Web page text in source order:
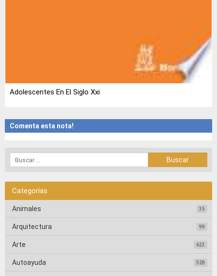
Adolescentes En El Siglo Xxi
Comenta esta nota!
Categorías
Animales 35
Arquitectura 99
Arte 623
Autoayuda 528